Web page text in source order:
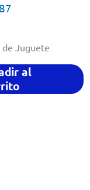
de Juguete
al